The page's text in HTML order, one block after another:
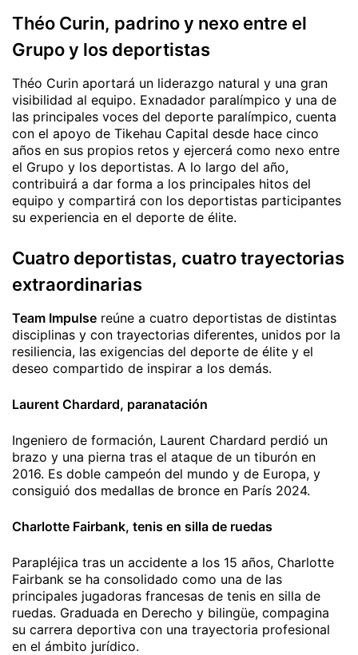
Théo Curin, padrino y nexo entre el
Grupo y los deportistas
Théo Curin aportará un liderazgo natural y una gran
visibilidad al equipo. Exnadador paralímpico y una de
las principales voces del deporte paralímpico, cuenta
con el apoyo de Tikehau Capital desde hace cinco
años en sus propios retos y ejercerá como nexo entre
el Grupo y los deportistas. A lo largo del año,
contribuirá a dar forma a los principales hitos del
equipo y compartirá con los deportistas participantes
su experiencia en el deporte de élite.
Cuatro deportistas, cuatro trayectorias
extraordinarias
Team Impulse reúne a cuatro deportistas de distintas
disciplinas y con trayectorias diferentes, unidos por la
resiliencia, las exigencias del deporte de élite y el
deseo compartido de inspirar a los demás.
Laurent Chardard, paranatación
Ingeniero de formación, Laurent Chardard perdió un
brazo y una pierna tras el ataque de un tiburón en
2016. Es doble campeón del mundo y de Europa, y
consiguió dos medallas de bronce en París 2024.
Charlotte Fairbank, tenis en silla de ruedas
Parapléjica tras un accidente a los 15 años, Charlotte
Fairbank se ha consolidado como una de las
principales jugadoras francesas de tenis en silla de
ruedas. Graduada en Derecho y bilingüe, compagina
su carrera deportiva con una trayectoria profesional
en el ámbito jurídico.